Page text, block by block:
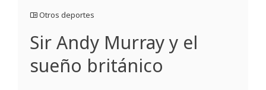
Otros deportes
Sir Andy Murray y el
sueño británico